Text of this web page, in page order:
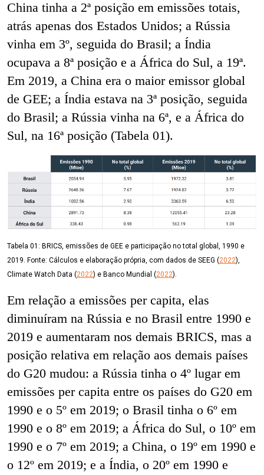
China tinha a 2ª posição em emissões totais,
atrás apenas dos Estados Unidos; a Rússia
vinha em 3º, seguida do Brasil; a Índia
ocupava a 8ª posição e a África do Sul, a 19ª.
Em 2019, a China era o maior emissor global
de GEE; a Índia estava na 3ª posição, seguida
do Brasil; a Rússia vinha na 6ª, e a África do
Sul, na 16ª posição (Tabela 01).
Tabela 01: BRICS, emissões de GEE e participação no total global, 1990 e
2019. Fonte: Cálculos e elaboração própria, com dados de SEEG (2022),
Climate Watch Data (2022) e Banco Mundial (2022).
Em relação a emissões per capita, elas
diminuíram na Rússia e no Brasil entre 1990 e
2019 e aumentaram nos demais BRICS, mas a
posição relativa em relação aos demais países
do G20 mudou: a Rússia tinha o 4º lugar em
emissões per capita entre os países do G20 em
1990 e o 5º em 2019; o Brasil tinha o 6º em
1990 e o 8º em 2019; a África do Sul, o 10º em
1990 e o 7º em 2019; a China, o 19º em 1990 e
o 12º em 2019; e a Índia, o 20º em 1990 e